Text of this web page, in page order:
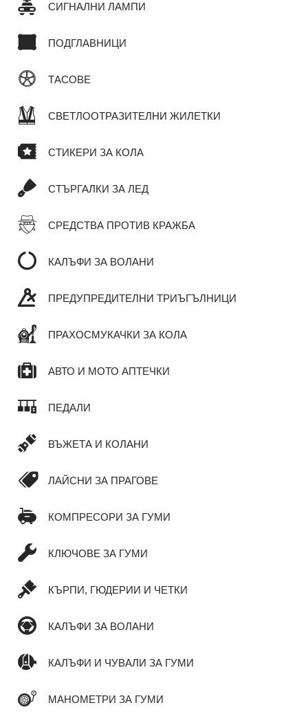
СИГНАЛНИ ЛАМПИ
ПОДГЛАВНИЦИ
ТАСОВЕ
СВЕТЛООТРАЗИТЕЛНИ ЖИЛЕТКИ
СТИКЕРИ ЗА КОЛА
СТЪРГАЛКИ ЗА ЛЕД
СРЕДСТВА ПРОТИВ КРАЖБА
КАЛЪФИ ЗА ВОЛАНИ
ПРЕДУПРЕДИТЕЛНИ ТРИЪГЪЛНИЦИ
ПРАХОСМУКАЧКИ ЗА КОЛА
АВТО И МОТО АПТЕЧКИ
ПЕДАЛИ
ВЪЖЕТА И КОЛАНИ
ЛАЙСНИ ЗА ПРАГОВЕ
КОМПРЕСОРИ ЗА ГУМИ
КЛЮЧОВЕ ЗА ГУМИ
КЪРПИ, ГЮДЕРИИ И ЧЕТКИ
КАЛЪФИ ЗА ВОЛАНИ
КАЛЪФИ И ЧУВАЛИ ЗА ГУМИ
МАНОМЕТРИ ЗА ГУМИ